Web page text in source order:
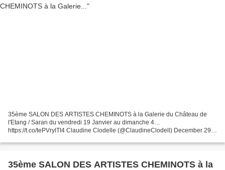
35ème SALON DES ARTISTES CHEMINOTS à la Galerie du Château de
l'Etang / Saran du vendredi 19 Janvier au dimanche 4…
https://t.co/tePVrylTI4 Claudine Clodelle (@ClaudineClodell) December 29,
Château...
35ème SALON DES ARTISTES CHEMINOTS à la